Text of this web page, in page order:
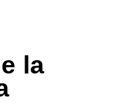
la